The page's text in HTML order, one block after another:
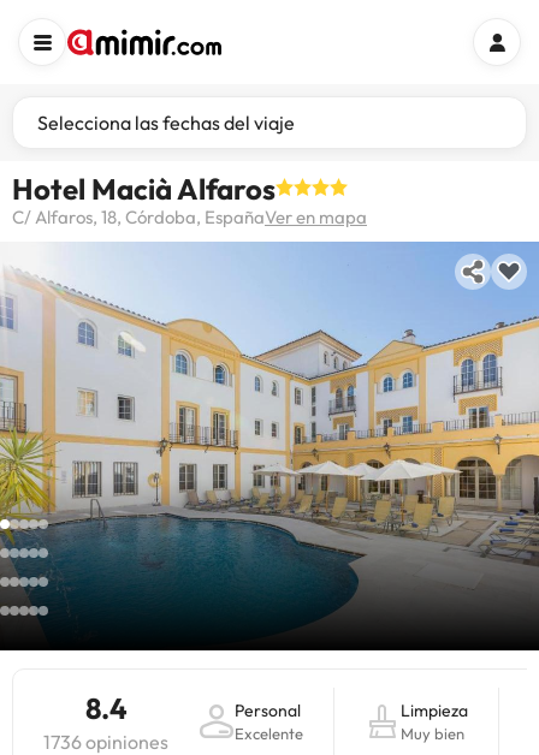
Selecciona las fechas del viaje
Hotel Macià Alfaros
C/ Alfaros, 18, Córdoba, EspañaVer en mapa
8.4
1736 opiniones
Personal
Excelente
Limpieza
Muy bien